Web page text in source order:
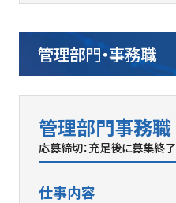
管理部門・事務職
管理部門事務職
応募締切：充足後に募集終了
仕事内容